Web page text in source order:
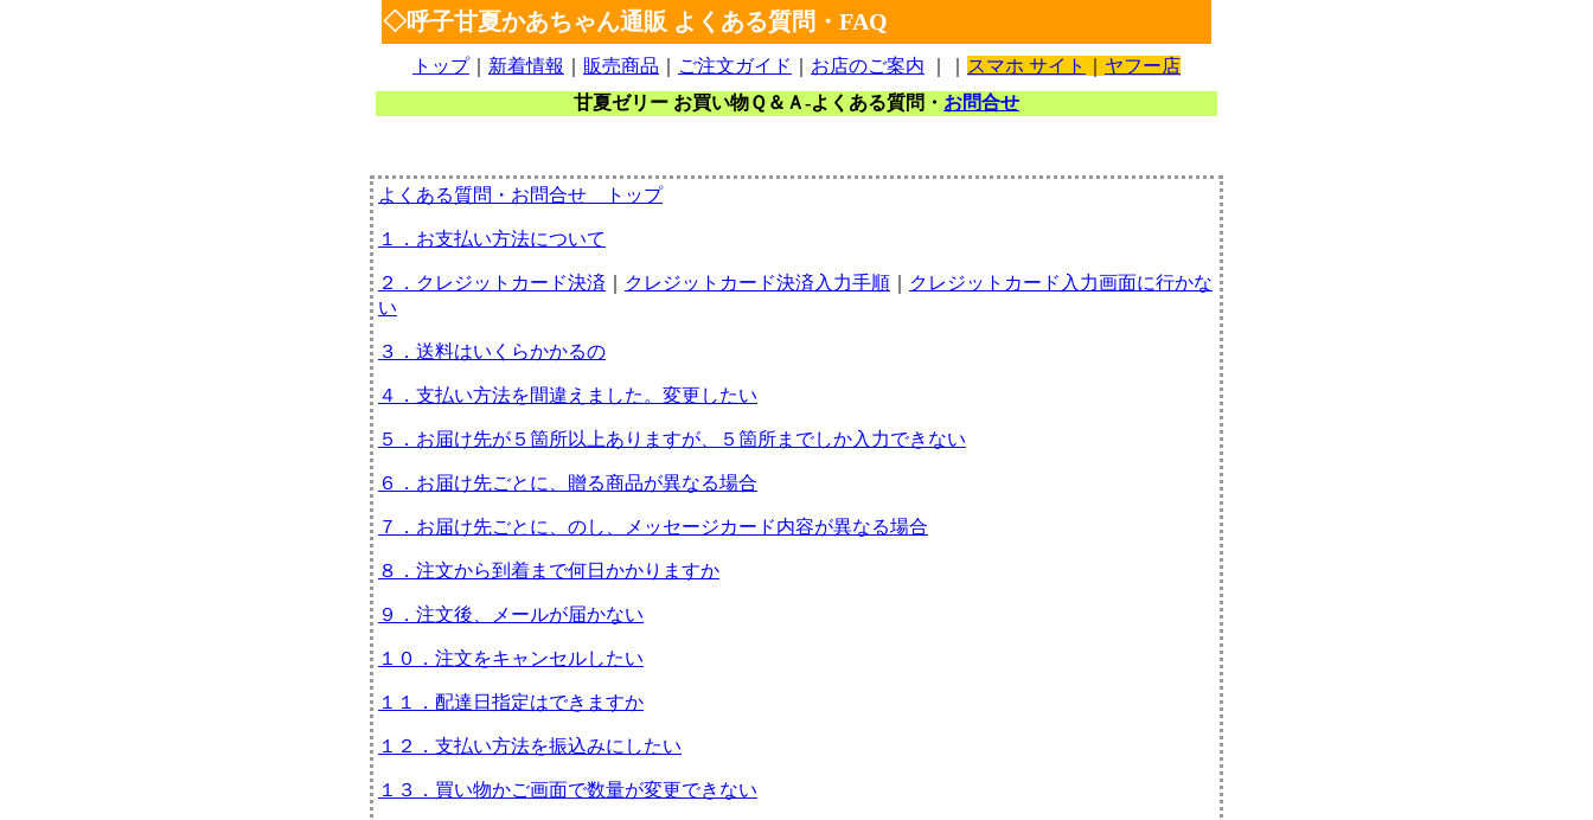
◇呼子甘夏かあちゃん通販 よくある質問・FAQ
トップ｜ 新着情報 販売商品 ご注文ガイド お店のご案内 スマホ サイト
ヤフー店
甘夏ゼリー お買い物Ｑ＆Ａ-よくある質問・ お問合せ
よくある質問・お問合せ トップ
１．お支払い方法について
２．クレジットカード決済 クレジットカード決済入力手順
クレジットカード入力画面に行かな
い
３．送料はいくらかかるの
４．支払い方法を間違えました。変更したい
５．お届け先が５箇所以上ありますが、５箇所までしか入力できない
６．お届け先ごとに、贈る商品が異なる場合
７．お届け先ごとに、のし、メッセージカード内容が異なる場合
８．注文から到着まで何日かかりますか
９．注文後、メールが届かない
１０．注文をキャンセルしたい
１１．配達日指定はできますか
１２．支払い方法を振込みにしたい
１３．買い物かご画面で数量が変更できない